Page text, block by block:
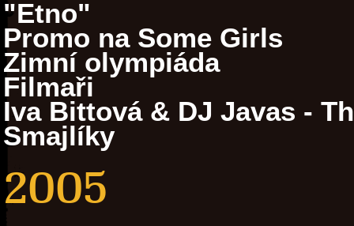
"Etno"
Promo na Some Girls
Zimní olympiáda
Filmaři
Iva Bittová & DJ Javas -
Smajlíky
2005